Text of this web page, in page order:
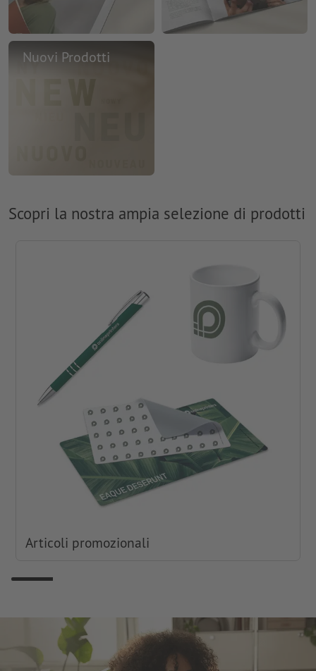
Nuovi Prodotti
Scopri la nostra ampia selezione di prodotti
Articoli promozionali